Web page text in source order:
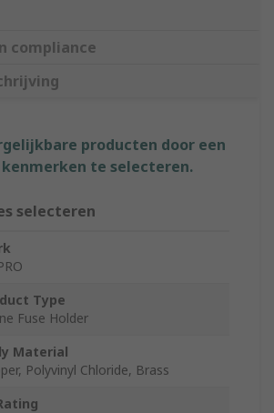
compliance
producten door een
te selecteren.
selecteren
Type
Fuse Holder
Material
Polyvinyl Chloride, Brass